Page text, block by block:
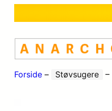
Forside – Støvsugere –